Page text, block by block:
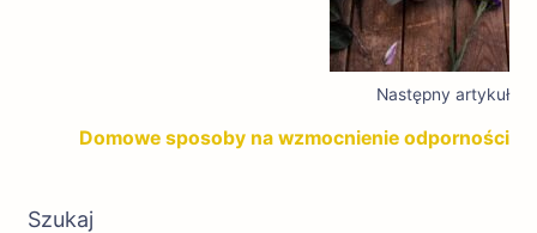
Następny artykuł
Domowe sposoby na wzmocnienie odporności
Szukaj